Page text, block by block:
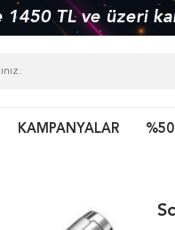
TL ve üzeri
KAMPANYALAR